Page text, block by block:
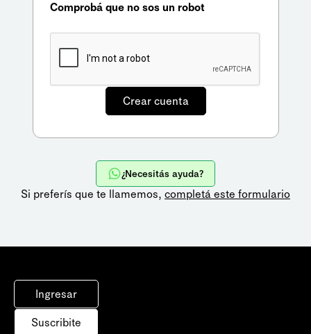
Comprobá que no sos un robot
¿Necesitás ayuda?
Si preferís que te llamemos, completá este formulario
Ingresar
Suscribite